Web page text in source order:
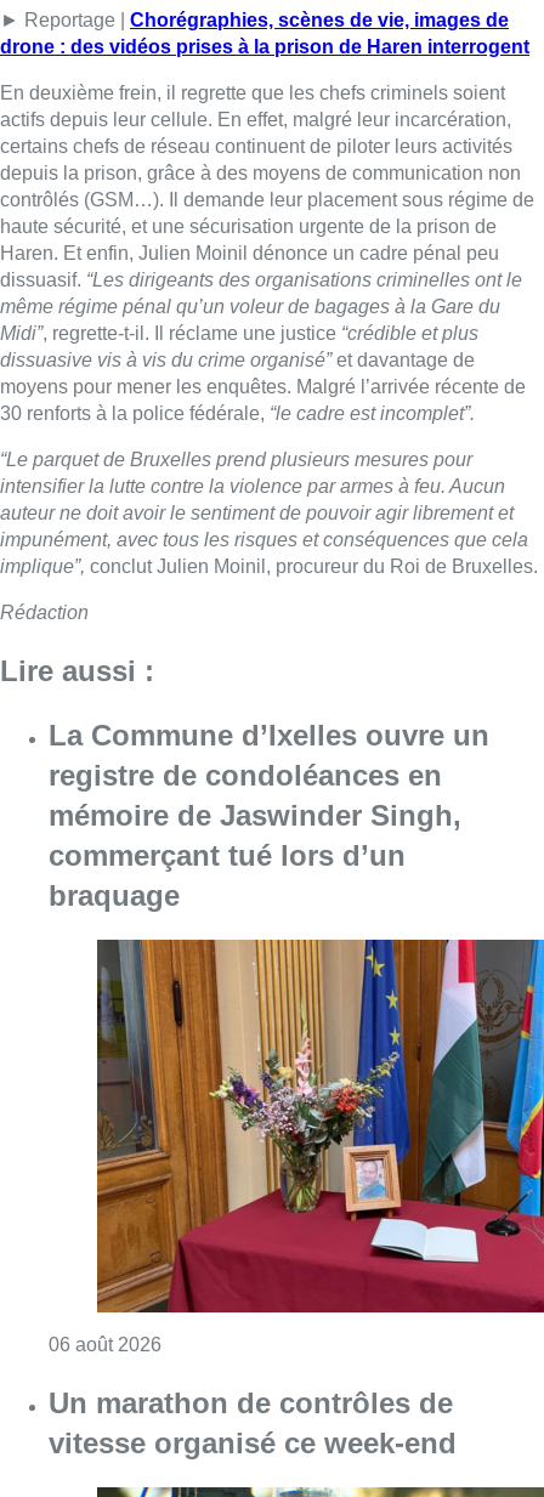
► Reportage | Chorégraphies, scènes de vie, images de
drone : des vidéos prises à la prison de Haren interrogent
En deuxième frein, il regrette que les chefs criminels soient
actifs depuis leur cellule. En effet, malgré leur incarcération,
certains chefs de réseau continuent de piloter leurs activités
depuis la prison, grâce à des moyens de communication non
contrôlés (GSM…). Il demande leur placement sous régime de
haute sécurité, et une sécurisation urgente de la prison de
Haren. Et enfin, Julien Moinil dénonce un cadre pénal peu
dissuasif. “Les dirigeants des organisations criminelles ont le
même régime pénal qu’un voleur de bagages à la Gare du
Midi”, regrette-t-il. Il réclame une justice “crédible et plus
dissuasive vis à vis du crime organisé”et davantage de
moyens pour mener les enquêtes. Malgré l’arrivée récente de
30 renforts à la police fédérale, “le cadre est incomplet”.
“Le parquet de Bruxelles prend plusieurs mesures pour
intensifier la lutte contre la violence par armes à feu. Aucun
auteur ne doit avoir le sentiment de pouvoir agir librement et
impunément, avec tous les risques et conséquences que cela
implique”, conclut Julien Moinil, procureur du Roi de Bruxelles.
Rédaction
Lire aussi :
La Commune d’Ixelles ouvre un
registre de condoléances en
mémoire de Jaswinder Singh,
commerçant tué lors d’un
braquage
06 août 2026
Un marathon de contrôles de
vitesse organisé ce week-end